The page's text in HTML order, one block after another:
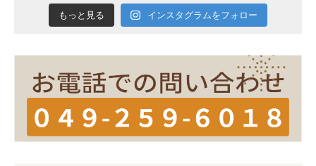
もっと見る インスタグラムをフォロー